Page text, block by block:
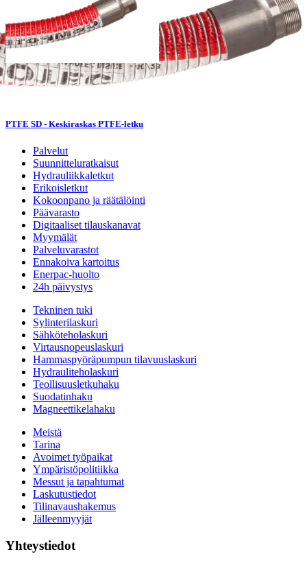
PTFE SD - Keskiraskas PTFE-letku
Palvelut
Suunnitteluratkaisut
Hydrauliikkaletkut
Erikoisletkut
Kokoonpano ja räätälöinti
Päävarasto
Digitaaliset tilauskanavat
Myymälät
Palveluvarastot
Ennakoiva kartoitus
Enerpac-huolto
24h päivystys
Tekninen tuki
Sylinterilaskuri
Sähköteholaskuri
Virtausnopeuslaskuri
Hammaspyöräpumpun tilavuuslaskuri
Hydrauliteholaskuri
Teollisuusletkuhaku
Suodatinhaku
Magneettikelahaku
Meistä
Tarina
Avoimet työpaikat
Ympäristöpolitiikka
Messut ja tapahtumat
Laskutustiedot
Tilinavaushakemus
Jälleenmyyjät
Yhteystiedot